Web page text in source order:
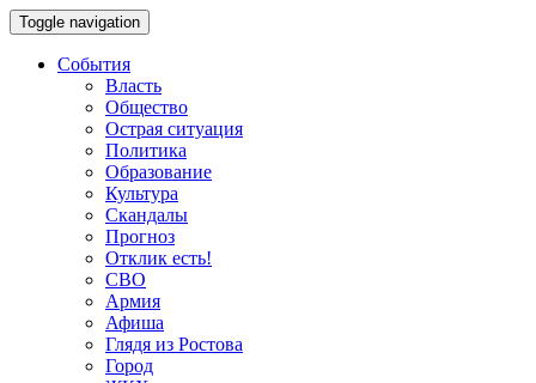
Toggle navigation
События
Власть
Общество
Острая ситуация
Политика
Образование
Культура
Скандалы
Прогноз
Отклик есть!
СВО
Армия
Афиша
Глядя из Ростова
Город